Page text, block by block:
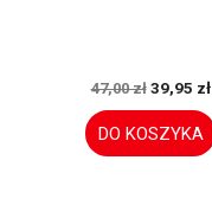
47,00 zł 39,95 zł
DO KOSZYKA